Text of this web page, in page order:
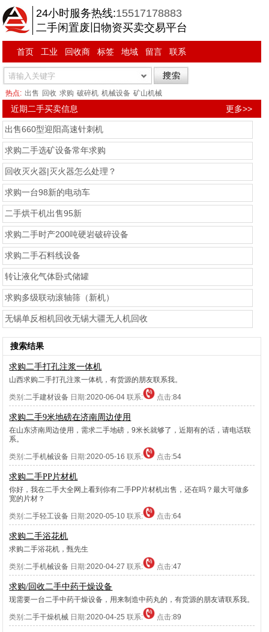
24小时服务热线:15517178883
二手闲置废旧物资买卖交易平台
首页 工业 回收商 标签 地域 留言 联系
热点: 出售 回收 求购 破碎机 机械设备 矿山机械
近期二手买卖信息 更多>>
出售660型迎阳高速针刺机
求购二手选矿设备常年求购
回收灭火器|灭火器怎么处理？
求购一台98新的电动车
二手烘干机出售95新
求购二手时产200吨硬岩破碎设备
求购二手石料线设备
转让液化气体卧式储罐
求购多级联动滚轴筛（新机）
无锡单反相机回收无锡大疆无人机回收
搜索结果
求购二手打孔注浆一体机
山西求购二手打孔注浆一体机，有货源的朋友联系我。
类别:二手建材设备 日期:2020-06-04 联系: 点击:84
求购二手9米地磅在济南周边使用
在山东济南周边使用，需求二手地磅，9米长就够了，近期有的话，请电话联
系。
类别:二手机械设备 日期:2020-05-16 联系: 点击:54
求购二手PP片材机
你好，我在二手大全网上看到你有二手PP片材机出售，还在吗？最大可做多
宽的片材？
类别:二手轻工设备 日期:2020-05-10 联系: 点击:64
求购二手浴花机
求购二手浴花机，甄先生
类别:二手机械设备 日期:2020-04-27 联系: 点击:47
求购/回收二手中药干燥设备
现需要一台二手中药干燥设备，用来制造中药丸的，有货源的朋友请联系我。
类别:二手干燥机械 日期:2020-04-25 联系: 点击:89